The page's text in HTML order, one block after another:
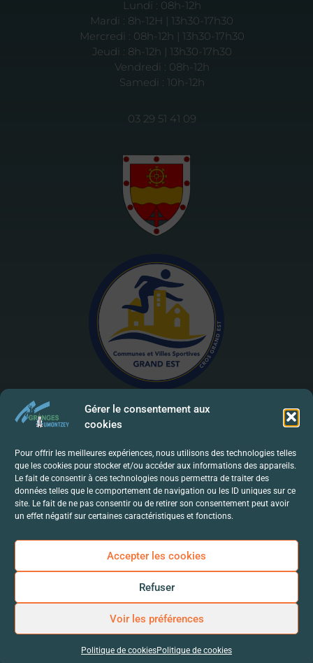
Gérer le consentement aux
cookies
Pour offrir les meilleures expériences, nous utilisons des technologies telles
que les cookies pour stocker et/ou accéder aux informations des appareils.
Le fait de consentir à ces technologies nous permettra de traiter des
données telles que le comportement de navigation ou les ID uniques sur ce
site. Le fait de ne pas consentir ou de retirer son consentement peut avoir
un effet négatif sur certaines caractéristiques et fonctions.
Accepter les cookies
Refuser
Voir les préférences
Politique de cookiesPolitique de cookies
Lundi : 08h-12h
Mardi : 8h-12H | 13h30-17h30
Mercredi : 08h-12h | 13h30-17h30
Jeudi : 8h-12h | 13h30-17h30
Vendredi : 08h-12h
Samedi : 10h-12h
03 29 51 41 09
Mentions Légales | RGPD
Politique De Confidentialité
Contact
© 2024-Mairie de Granges-Aumontzey